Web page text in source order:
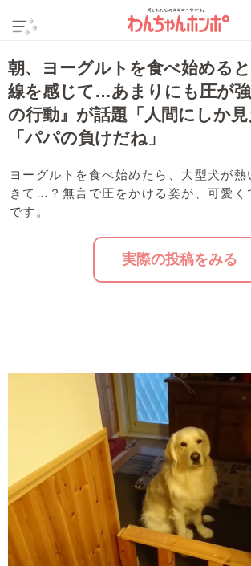
朝、ヨーグルトを食べ始める
線を感じて…あまりにも圧が
の行動』が話題「人間にしか見
「パパの負けだね」
ヨーグルトを食べ始めたら、大型犬が熱
きて…？無言で圧をかける姿が、可愛く
です。
実際の投稿をみる